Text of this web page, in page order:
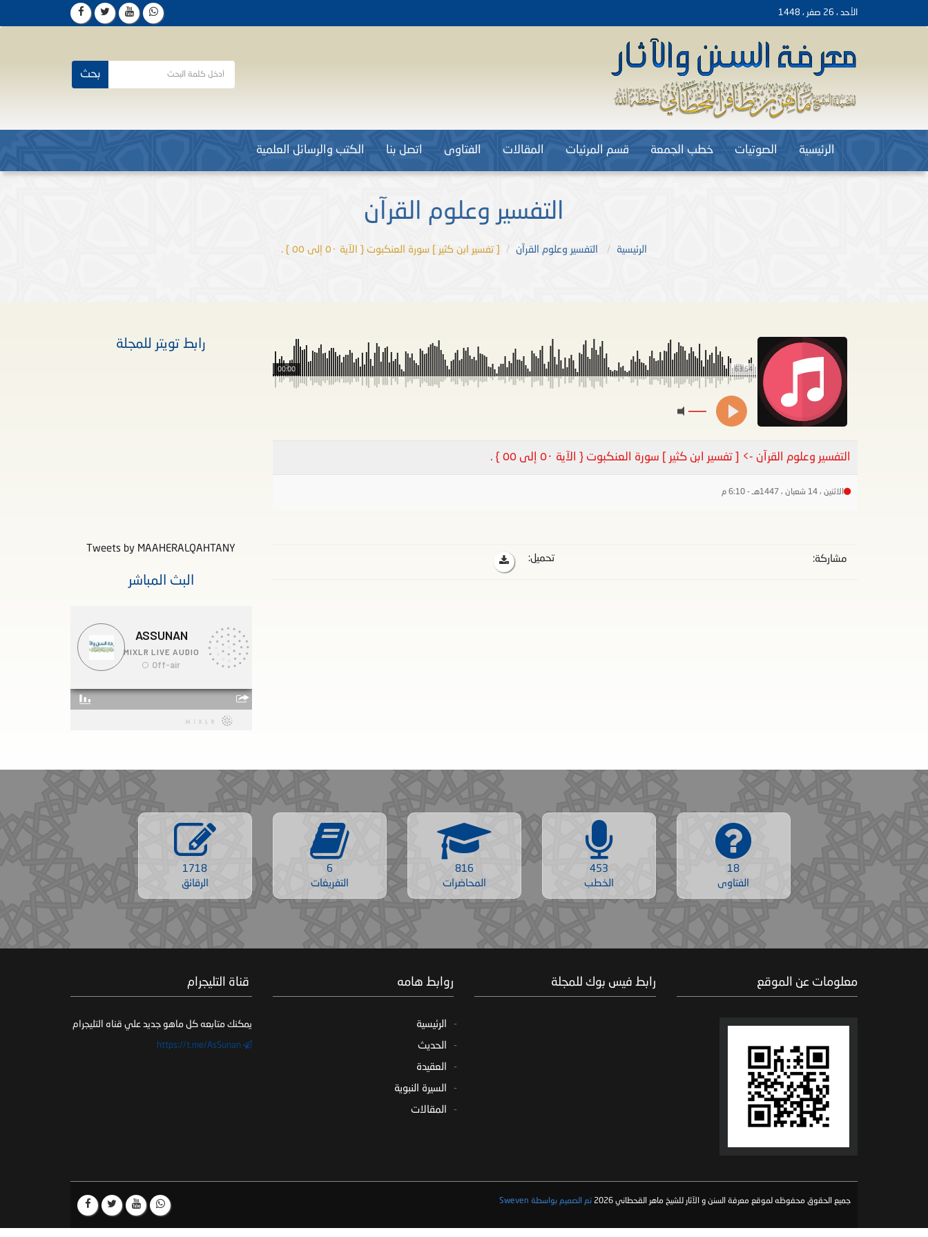
الأحد ، 26 صفر ، 1448
بحث
الرئيسية الصوتيات خطب الجمعة قسم المرئيات المقالات الفتاوى اتصل بنا الكتب والرسائل العلمية
التفسير وعلوم القرآن
الرئيسية التفسير وعلوم القرآن [ تفسير ابن كثير ] سورة العنكبوت { الآية ٥٠ إلى ٥٥ } .
63:54
00:00
التفسير وعلوم القرآن -> [ تفسير ابن كثير ] سورة العنكبوت { الآية ٥٠ إلى ٥٥ } .
الاثنين ، 14 شعبان ، 1447هـ - 6:10 م
مشاركة: تحميل:
رابط تويتر للمجلة
Tweets by MAAHERALQAHTANY
البث المباشر
18
الفتاوى
453
الخطب
816
المحاضرات
6
التفريغات
1718
الرقائق
معلومات عن الموقع رابط فيس بوك للمجلة روابط هامه
الرئيسية
الحديث
العقيدة
السيرة النبوية
المقالات
‏ قناة التليجرام
يمكنك متابعه كل ماهو جديد علي قناه التليجرام
https://t.me/AsSunan
جميع الحقوق محفوظه لموقع معرفة السنن و الآثار للشيخ ماهر القحطاني 2026 تم الصميم بواسطة Sweven